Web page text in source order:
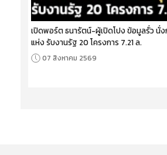
เปิดพอร์ต ธนารัตน์-ผู้เปิดโปง ข้อมูลรั่ว นั่ง
แห่ง รับงานรัฐ 20 โครงการ 7.21 ล.
07 สิงหาคม 2569